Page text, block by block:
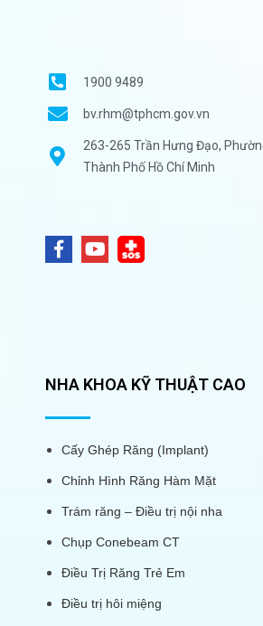
1900 9489
bv.rhm@tphcm.gov.vn
263-265 Trần Hưng Đạo,
Thành Phố Hồ Chí Minh
NHA KHOA KỸ THUẬT CAO
Cấy Ghép Răng (Implant)
Chỉnh Hình Răng Hàm Mặt
Trám răng – Điều trị nội nha
Chụp Conebeam CT
Điều Trị Răng Trẻ Em
Điều trị hôi miệng